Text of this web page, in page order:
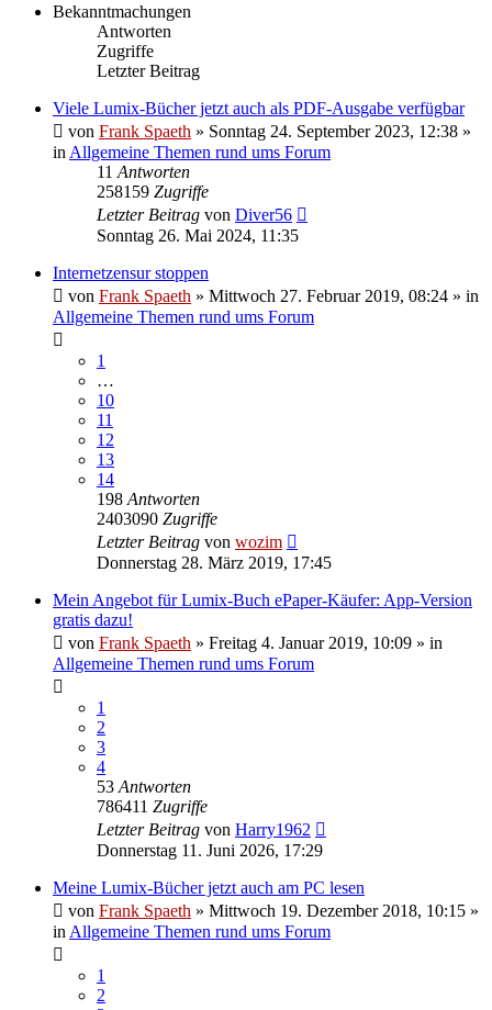
Bekanntmachungen
Antworten
Zugriffe
Letzter Beitrag
Viele Lumix-Bücher jetzt auch als PDF-Ausgabe verfügbar
von Frank Spaeth » Sonntag 24. September 2023, 12:38 »
in Allgemeine Themen rund ums Forum
11 Antworten
258159 Zugriffe
Letzter Beitrag von Diver56
Sonntag 26. Mai 2024, 11:35
Internetzensur stoppen
von Frank Spaeth » Mittwoch 27. Februar 2019, 08:24 » in
Allgemeine Themen rund ums Forum
1
…
10
11
12
13
14
198 Antworten
2403090 Zugriffe
Letzter Beitrag von wozim
Donnerstag 28. März 2019, 17:45
Mein Angebot für Lumix-Buch ePaper-Käufer: App-Version
gratis dazu!
von Frank Spaeth » Freitag 4. Januar 2019, 10:09 » in
Allgemeine Themen rund ums Forum
1
2
3
4
53 Antworten
786411 Zugriffe
Letzter Beitrag von Harry1962
Donnerstag 11. Juni 2026, 17:29
Meine Lumix-Bücher jetzt auch am PC lesen
von Frank Spaeth » Mittwoch 19. Dezember 2018, 10:15 »
in Allgemeine Themen rund ums Forum
1
2